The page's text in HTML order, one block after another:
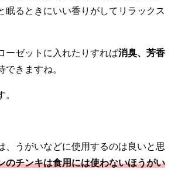
眠るときにいい香りがしてリラックス
ーゼットに入れたりすれば消臭、芳香
できますね。
、うがいなどに使用するのは良いと思
のチンキは食用には使わないほうがい